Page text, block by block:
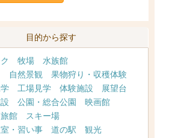
目的から探す
牧場
水族館
自然景観
果物狩り・収穫体験
工場見学 体験施設
展望台
公園・総合公園
映画館
館
スキー場
・習い事 道の駅
観光